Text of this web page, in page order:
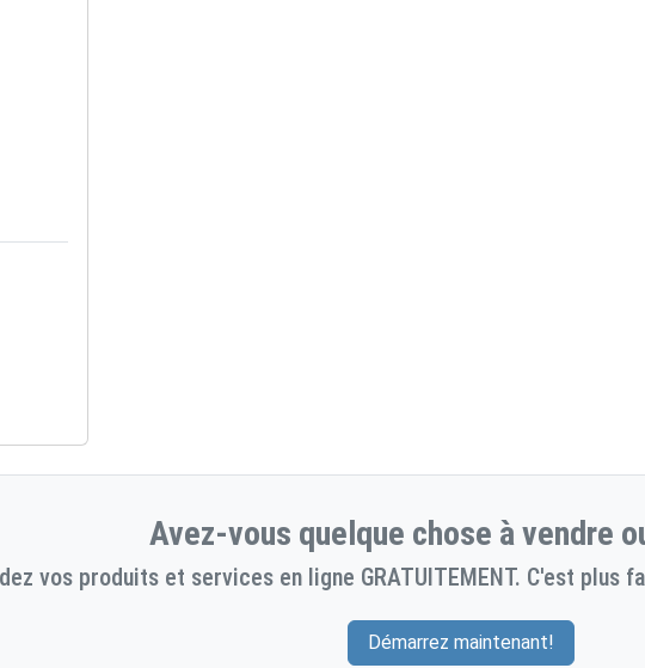
Avez-vous quelque chose à vendre
vos produits et services en ligne GRATUITEMENT. C'est plus
Démarrez maintenant!